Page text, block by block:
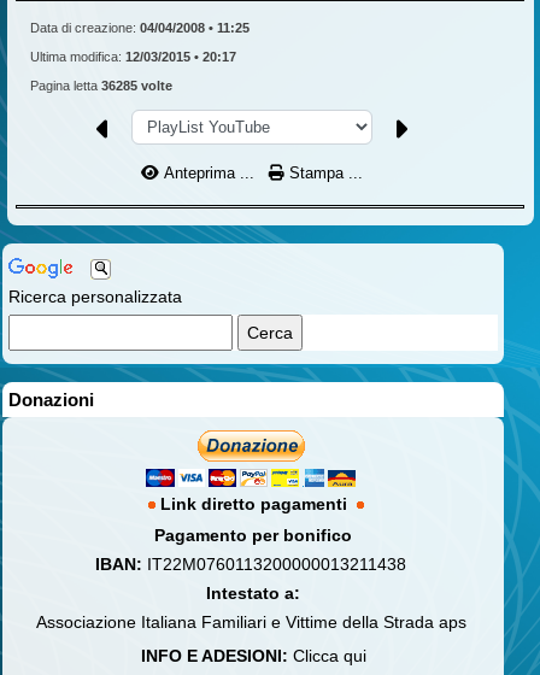
Ricerca personalizzata
Donazioni
Link diretto pagamenti
Pagamento per bonifico
IBAN: IT22M0760113200000013211438
Intestato a:
Associazione Italiana Familiari e Vittime della Strada aps
INFO E ADESIONI: Clicca qui
Data di creazione: 04/04/2008 • 11:25
Ultima modifica: 12/03/2015 • 20:17
Pagina letta 36285 volte
Anteprima ... Stampa ...